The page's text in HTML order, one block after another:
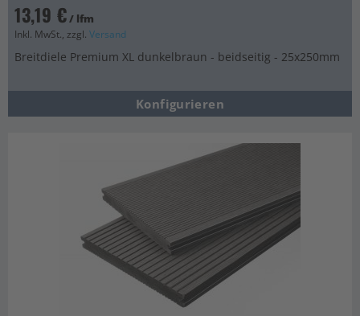
13,19 €/ lfm
Inkl. MwSt., zzgl. Versand
Breitdiele Premium XL dunkelbraun - beidseitig - 25x250mm
Konfigurieren